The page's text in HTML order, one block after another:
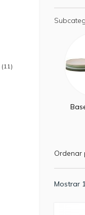
(11)
Ordenar
Mostrar